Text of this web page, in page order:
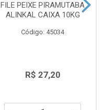
FILE PEIXE PIRAMUTABA
ALINKAL CAIXA 10KG
Código: 45034
R$ 27,20